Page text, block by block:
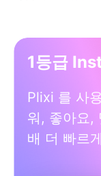
1등급
Plixi 를 사
워, 좋아요,
배 더 빠르